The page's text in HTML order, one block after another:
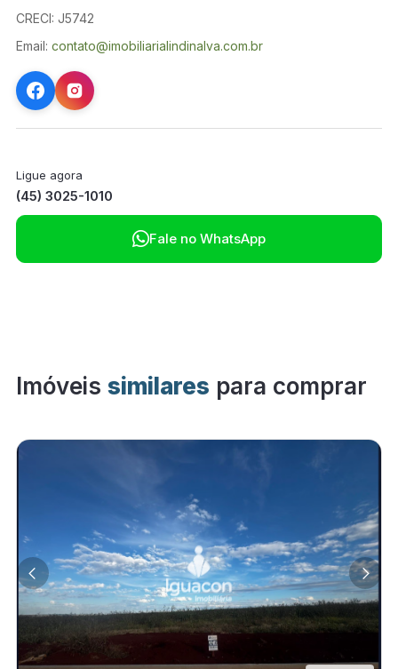
CRECI: J5742
Email: contato@imobiliarialindinalva.com.br
Ligue agora
(45) 3025-1010
Fale no WhatsApp
Imóveis similares para comprar